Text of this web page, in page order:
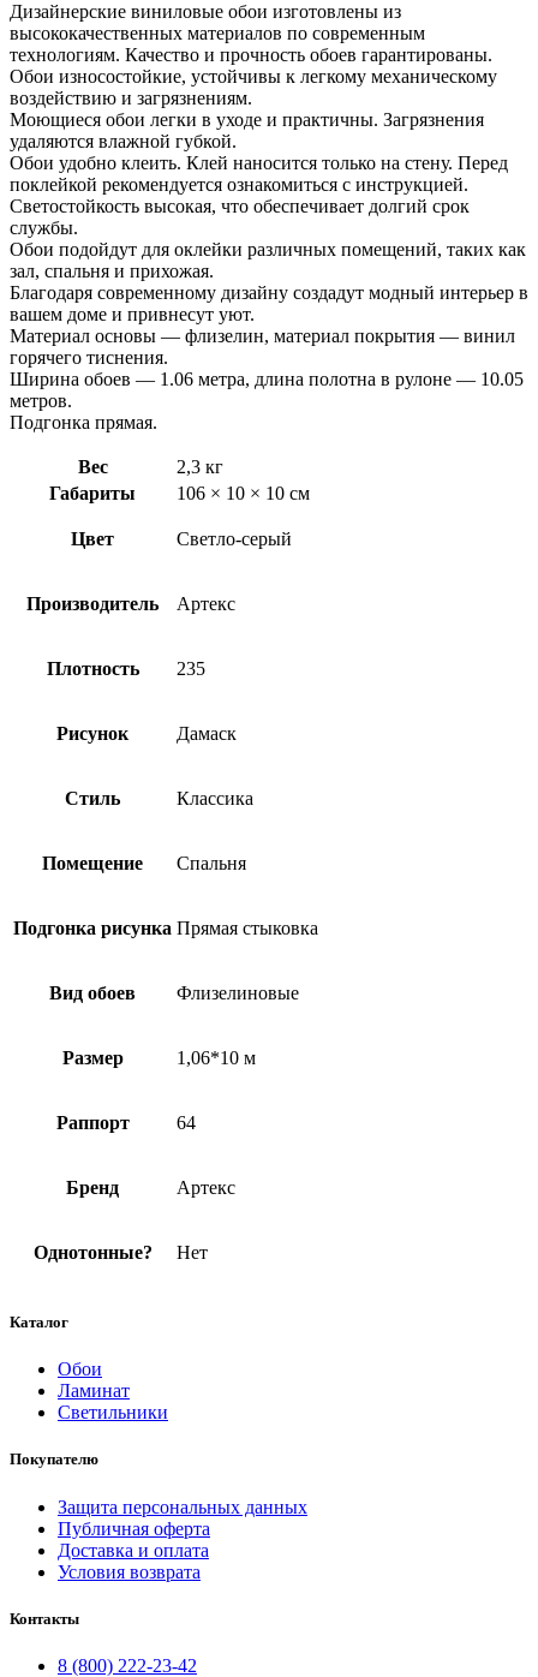
Малена
Дизайнерские виниловые обои изготовлены из
высококачественных материалов по современным
технологиям. Качество и прочность обоев гарантированы.
Обои износостойкие, устойчивы к легкому механическому
воздействию и загрязнениям.
Моющиеся обои легки в уходе и практичны. Загрязнения
удаляются влажной губкой.
Обои удобно клеить. Клей наносится только на стену. Перед
поклейкой рекомендуется ознакомиться с инструкцией.
Светостойкость высокая, что обеспечивает долгий срок
службы.
Обои подойдут для оклейки различных помещений, таких как
зал, спальня и прихожая.
Благодаря современному дизайну создадут модный интерьер в
вашем доме и привнесут уют.
Материал основы — флизелин, материал покрытия — винил
горячего тиснения.
Ширина обоев — 1.06 метра, длина полотна в рулоне — 10.05
метров.
Подгонка прямая.
Вес
2,3 кг
Габариты
106 × 10 × 10 см
Цвет Светло-серый
Производитель Артекс
Плотность 235
Рисунок Дамаск
Стиль Классика
Помещение Спальня
Подгонка рисунка Прямая стыковка
Вид обоев Флизелиновые
Размер 1,06*10 м
Раппорт 64
Бренд Артекс
Однотонные? Нет
Каталог
Обои
Ламинат
Светильники
Покупателю
Защита персональных данных
Публичная оферта
Доставка и оплата
Условия возврата
Контакты
8 (800) 222-23-42